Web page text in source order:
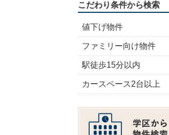
こだわり条件から検索
値下げ物件
ファミリー向け物件
駅徒歩15分以内
カースペース2台以上